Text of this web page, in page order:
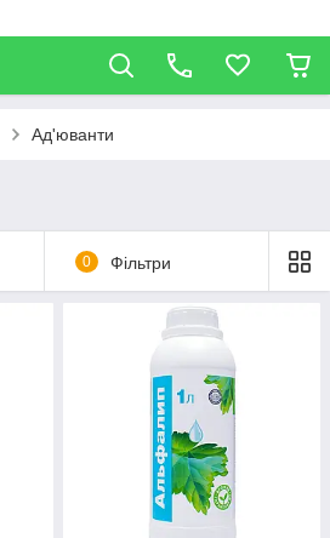
Ад'юванти
0 Фільтри